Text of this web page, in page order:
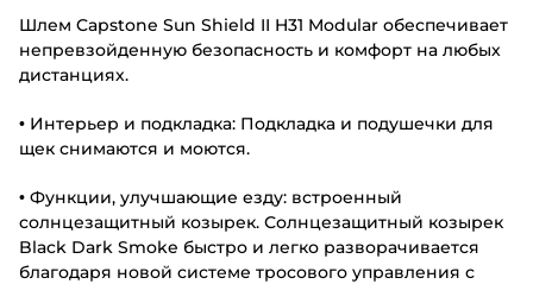
Шлем Capstone Sun Shield II H31 Modular обеспечивает
непревзойденную безопасность и комфорт на любых
дистанциях.
• Интерьер и подкладка: Подкладка и подушечки для
щек снимаются и моются.
• Функции, улучшающие езду: встроенный
солнцезащитный козырек. Солнцезащитный козырек
Black Dark Smoke быстро и легко разворачивается
благодаря новой системе тросового управления с